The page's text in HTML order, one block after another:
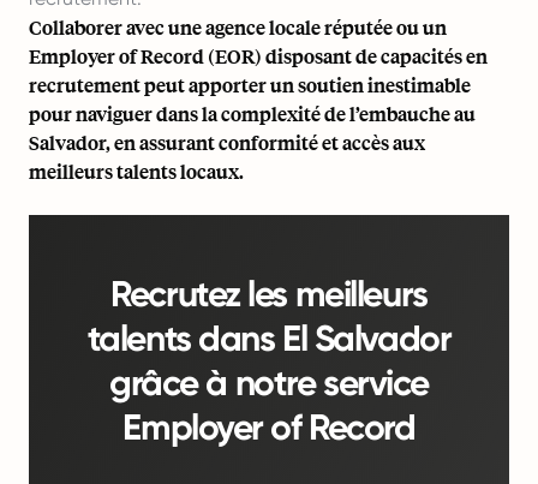
Collaborer avec une agence locale réputée ou un
Employer of Record (EOR) disposant de capacités en
recrutement peut apporter un soutien inestimable
pour naviguer dans la complexité de l’embauche au
Salvador, en assurant conformité et accès aux
meilleurs talents locaux.
Recrutez les meilleurs
talents dans El Salvador
grâce à notre service
Employer of Record